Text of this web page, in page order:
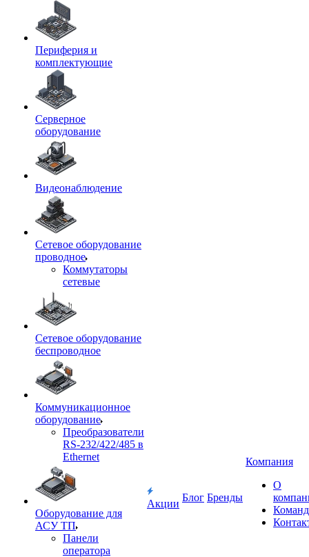
Периферия и
комплектующие
Серверное
оборудование
Видеонаблюдение
Сетевое оборудование
проводное
Коммутаторы
сетевые
Сетевое оборудование
беспроводное
Коммуникационное
оборудование
Преобразователи
RS-232/422/485 в
Ethernet
Оборудование для
АСУ ТП
Панели
оператора
Акции
Блог Бренды
Компания
О